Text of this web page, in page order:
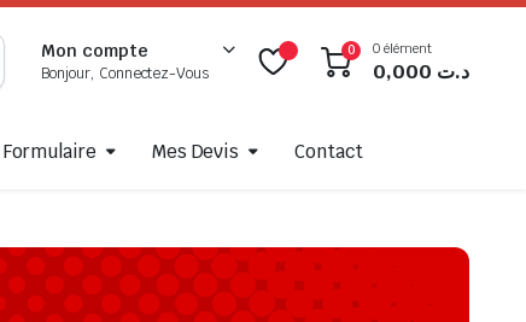
Mon compte
Bonjour, Connectez-Vous
0 0 élément
د.ت
Formulaire Mes Devis Contact